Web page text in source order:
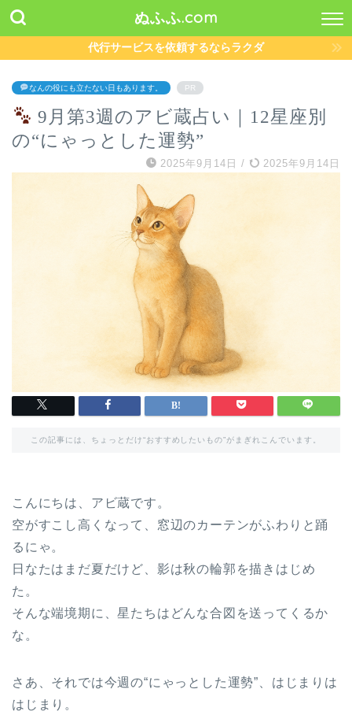
ぬふふ.com
代行サービスを依頼するならラクダ
なんの役にも立たない日もあります。 PR
9月第3週のアビ蔵占い｜12星座別
の“にゃっとした運勢”
2025年9月14日 / 2025年9月14日
この記事には、ちょっとだけ“おすすめしたいもの”がまぎれこんでいます。
こんにちは、アビ蔵です。
空がすこし高くなって、窓辺のカーテンがふわりと踊
るにゃ。
日なたはまだ夏だけど、影は秋の輪郭を描きはじめ
た。
そんな端境期に、星たちはどんな合図を送ってくるか
な。
さあ、それでは今週の“にゃっとした運勢”、はじまりは
はじまり。